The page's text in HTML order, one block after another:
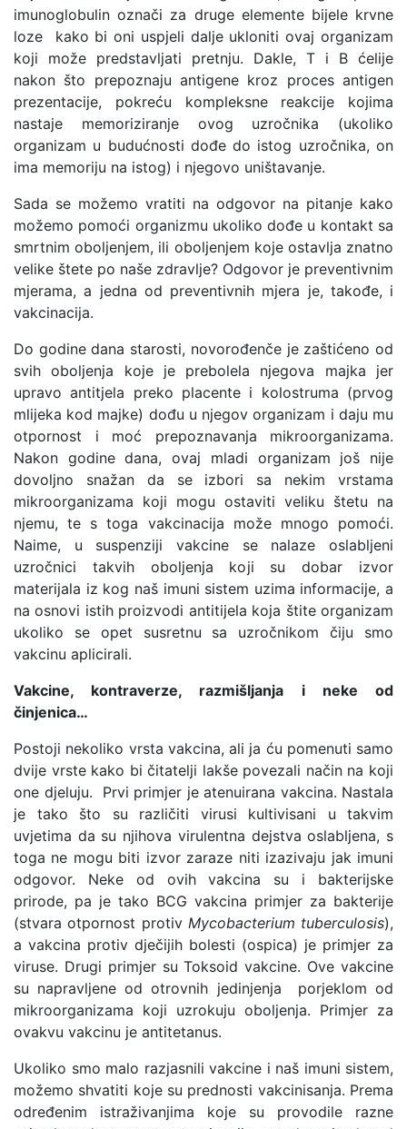
imunoglobulin označi za druge elemente bijele krvne
loze kako bi oni uspjeli dalje ukloniti ovaj organizam
koji može predstavljati pretnju. Dakle, T i B ćelije
nakon što prepoznaju antigene kroz proces antigen
prezentacije, pokreću kompleksne reakcije kojima
nastaje memoriziranje ovog uzročnika (ukoliko
organizam u budućnosti dođe do istog uzročnika, on
ima memoriju na istog) i njegovo uništavanje.
Sada se možemo vratiti na odgovor na pitanje kako
možemo pomoći organizmu ukoliko dođe u kontakt sa
smrtnim oboljenjem, ili oboljenjem koje ostavlja znatno
velike štete po naše zdravlje? Odgovor je preventivnim
mjerama, a jedna od preventivnih mjera je, takođe, i
vakcinacija.
Do godine dana starosti, novorođenče je zaštićeno od
svih oboljenja koje je prebolela njegova majka jer
upravo antitjela preko placente i kolostruma (prvog
mlijeka kod majke) dođu u njegov organizam i daju mu
otpornost i moć prepoznavanja mikroorganizama.
Nakon godine dana, ovaj mladi organizam još nije
dovoljno snažan da se izbori sa nekim vrstama
mikroorganizama koji mogu ostaviti veliku štetu na
njemu, te s toga vakcinacija može mnogo pomoći.
Naime, u suspenziji vakcine se nalaze oslabljeni
uzročnici takvih oboljenja koji su dobar izvor
materijala iz kog naš imuni sistem uzima informacije, a
na osnovi istih proizvodi antitijela koja štite organizam
ukoliko se opet susretnu sa uzročnikom čiju smo
vakcinu aplicirali.
Vakcine, kontraverze, razmišljanja i neke od
činjenica…
Postoji nekoliko vrsta vakcina, ali ja ću pomenuti samo
dvije vrste kako bi čitatelji lakše povezali način na koji
one djeluju. Prvi primjer je atenuirana vakcina. Nastala
je tako što su različiti virusi kultivisani u takvim
uvjetima da su njihova virulentna dejstva oslabljena, s
toga ne mogu biti izvor zaraze niti izazivaju jak imuni
odgovor. Neke od ovih vakcina su i bakterijske
prirode, pa je tako BCG vakcina primjer za bakterije
(stvara otpornost protiv Mycobacterium tuberculosis),
a vakcina protiv dječijih bolesti (ospica) je primjer za
viruse. Drugi primjer su Toksoid vakcine. Ove vakcine
su napravljene od otrovnih jedinjenja porjeklom od
mikroorganizama koji uzrokuju oboljenja. Primjer za
ovakvu vakcinu je antitetanus.
Ukoliko smo malo razjasnili vakcine i naš imuni sistem,
možemo shvatiti koje su prednosti vakcinisanja. Prema
određenim istraživanjima koje su provodile razne